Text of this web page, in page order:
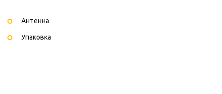
Антенна
Упаковка